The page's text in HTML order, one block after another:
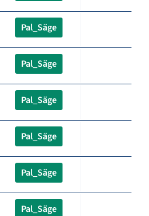
Pal_Säge
Pal_Säge
Pal_Säge
Pal_Säge
Pal_Säge
Pal_Säge